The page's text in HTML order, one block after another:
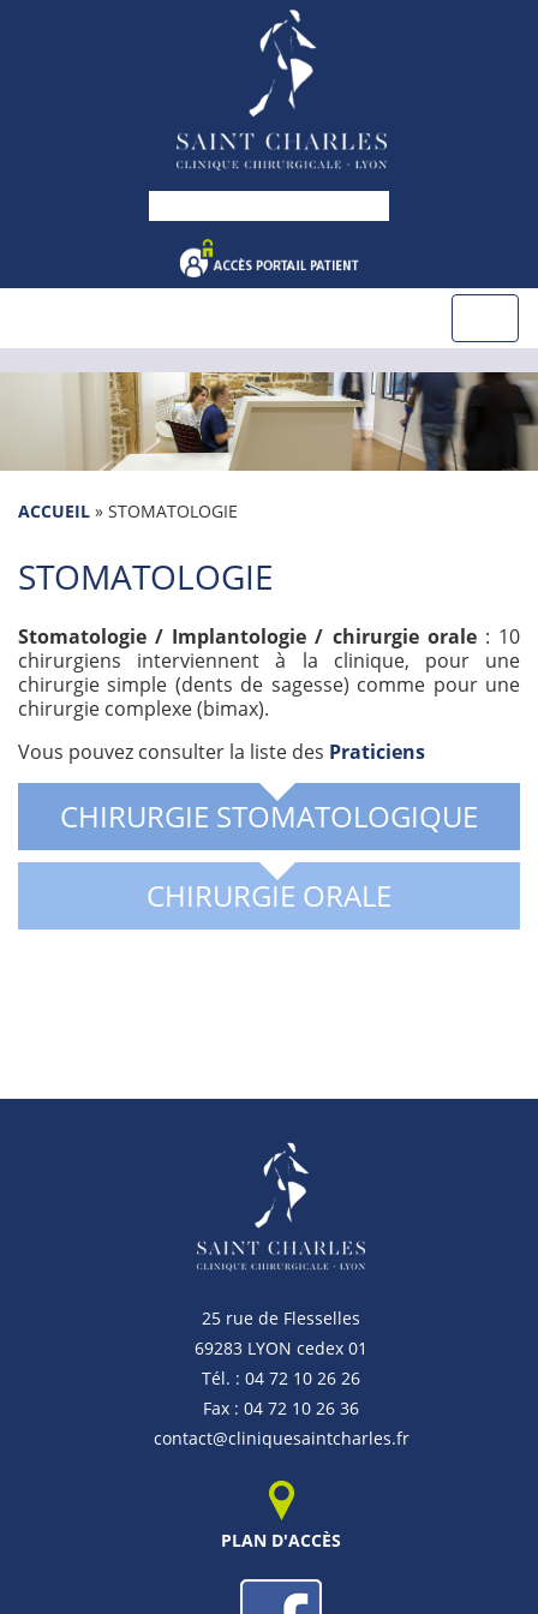
ACCUEIL » STOMATOLOGIE
STOMATOLOGIE
Stomatologie / Implantologie / chirurgie orale: 10
chirurgiens interviennent à la clinique, pour une
chirurgie simple (dents de sagesse) comme pour une
chirurgie complexe (bimax).
Vous pouvez consulter la liste des Praticiens
CHIRURGIE STOMATOLOGIQUE
CHIRURGIE ORALE
25 rue de Flesselles
69283 LYON cedex 01
Tél. : 04 72 10 26 26
Fax : 04 72 10 26 36
contact@cliniquesaintcharles.fr
PLAN D'ACCÈS